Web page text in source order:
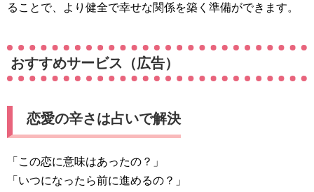
ることで、より健全で幸せな関係を築く準備ができます。
おすすめサービス（広告）
恋愛の辛さは占いで解決
「この恋に意味はあったの？」
「いつになったら前に進めるの？」